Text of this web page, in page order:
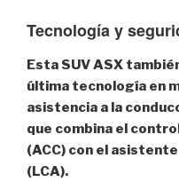
Tecnología y
Esta SUV ASX
última tecnología en
asistencia a la
que combina el
(ACC) con el
(LCA).